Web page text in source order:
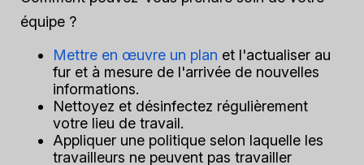
équipe ?
Mettre en œuvre un plan et l'actualiser au
fur et à mesure de l'arrivée de nouvelles
informations.
Nettoyez et désinfectez régulièrement
votre lieu de travail.
Appliquer une politique selon laquelle les
travailleurs ne peuvent pas travailler